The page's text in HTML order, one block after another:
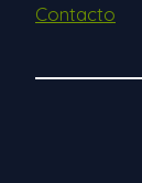
Contacto